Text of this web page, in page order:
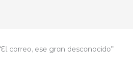
correo, ese gran desconocido”